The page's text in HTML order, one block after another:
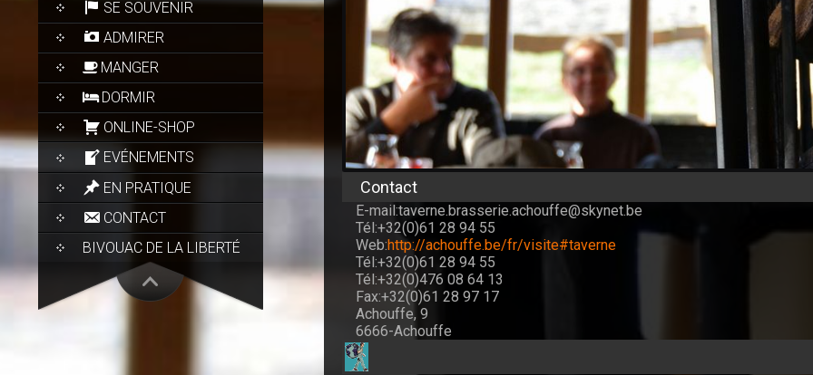
SE SOUVENIR
ADMIRER
MANGER
DORMIR
ONLINE-SHOP
EVÉNEMENTS
EN PRATIQUE
CONTACT
BIVOUAC DE LA LIBERTÉ
Contact
E-mail:taverne.brasserie.achouffe@skynet.be
Tél:+32(0)61 28 94 55
Web:http://achouffe.be/fr/visite#taverne
Tél:+32(0)61 28 94 55
Tél:+32(0)476 08 64 13
Fax:+32(0)61 28 97 17
Achouffe, 9
6666-Achouffe